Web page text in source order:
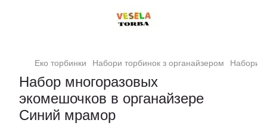
Еко торбинки Набори торбинок з органайзером Набори
Набор многоразовых
экомешочков в органайзере
Синий мрамор